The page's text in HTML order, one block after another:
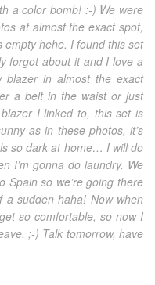
a color bomb! :-) We were
at almost the exact spot,
empty hehe. I found this set
forgot about it and I love a
in almost the exact
a belt in the waist or just
I linked to, this set is
as in these photos, it’s
so dark at home… I will do
I’m gonna do laundry. We
Spain so we’re going there
a sudden haha! Now when
so comfortable, so now I
;-) Talk tomorrow, have